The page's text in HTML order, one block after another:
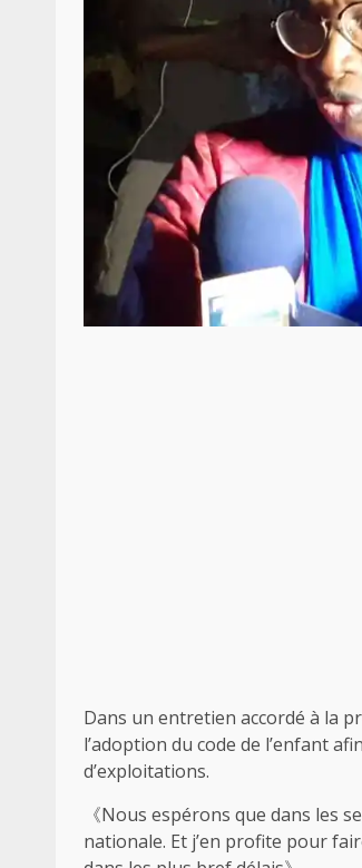
Dans un entretien accordé à la
l’adoption du code de l’enfant
d’exploitations.
《Nous espérons que dans les
nationale. Et j’en profite pour